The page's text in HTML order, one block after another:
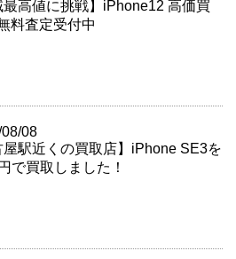
最高値に挑戦】iPhone12 高価買
料査定受付中
08
屋駅近くの買取店】iPhone SE3を
で買取しました！